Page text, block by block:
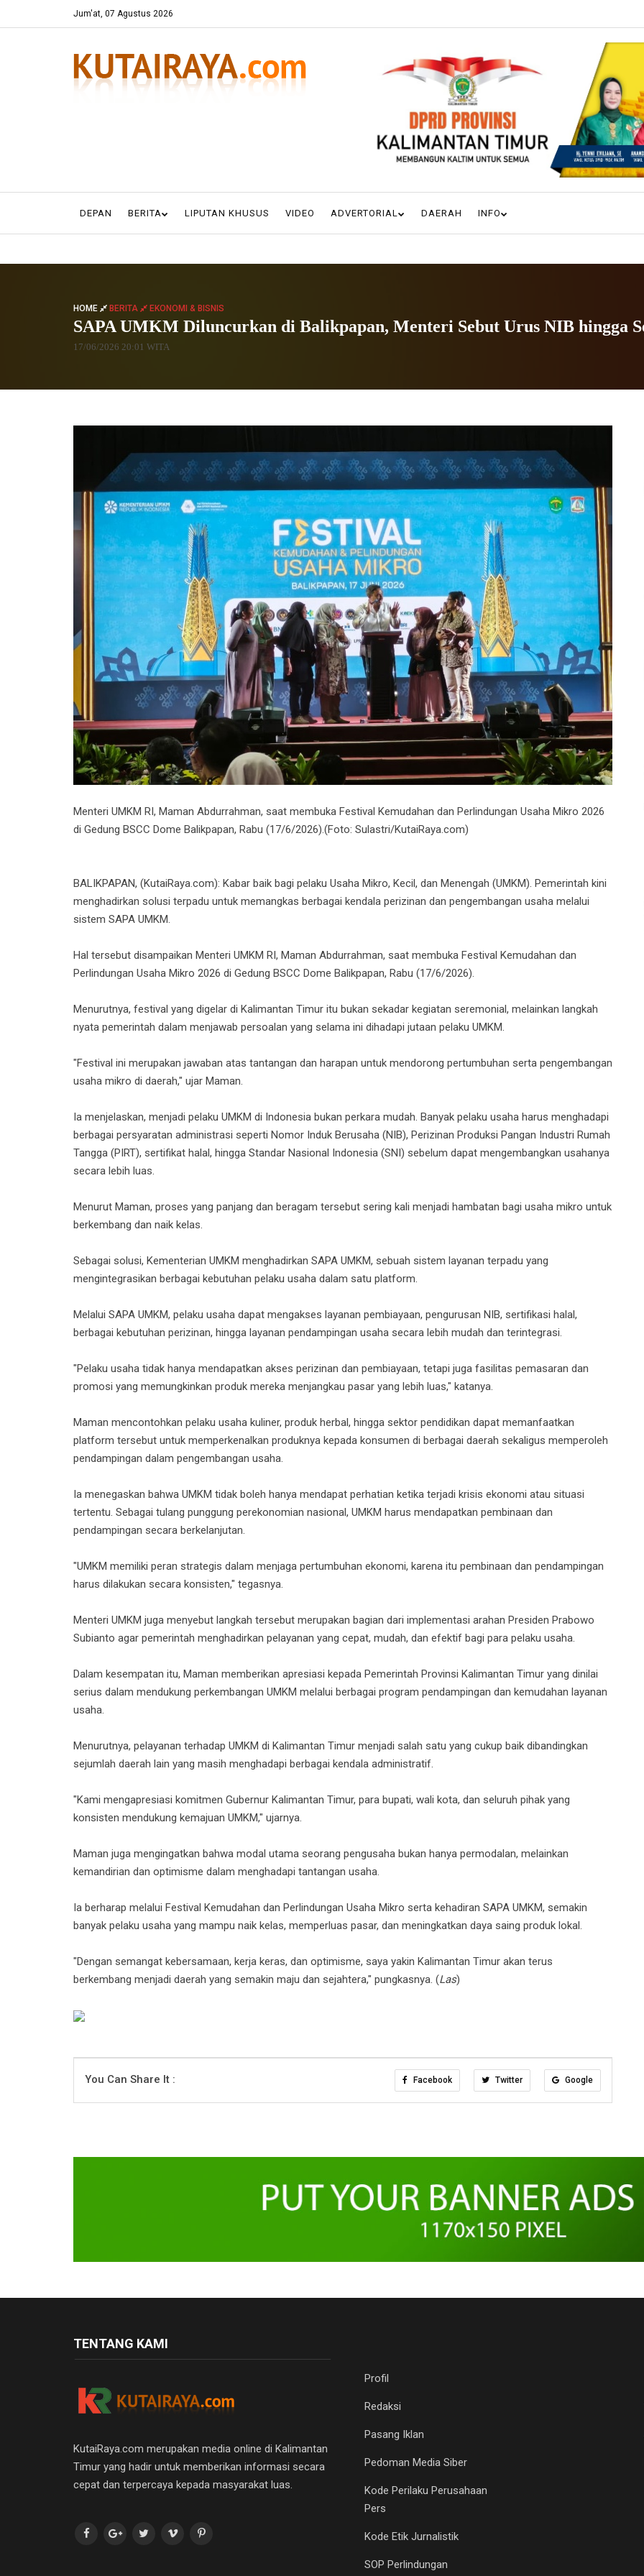
Jum'at, 07 Agustus 2026
DEPAN BERITA LIPUTAN KHUSUS VIDEO ADVERTORIAL DAERAH INFO
HOME BERITA EKONOMI & BISNIS
SAPA UMKM Diluncurkan di Balikpapan, Menteri Sebut Urus NIB hingga
17/06/2026 20:01 WITA
Menteri UMKM RI, Maman Abdurrahman, saat membuka Festival Kemudahan dan Perlindungan Usaha Mikro 2026
di Gedung BSCC Dome Balikpapan, Rabu (17/6/2026).(Foto: Sulastri/KutaiRaya.com)
BALIKPAPAN, (KutaiRaya.com): Kabar baik bagi pelaku Usaha Mikro, Kecil, dan Menengah (UMKM). Pemerintah kini
menghadirkan solusi terpadu untuk memangkas berbagai kendala perizinan dan pengembangan usaha melalui
sistem SAPA UMKM.
Hal tersebut disampaikan Menteri UMKM RI, Maman Abdurrahman, saat membuka Festival Kemudahan dan
Perlindungan Usaha Mikro 2026 di Gedung BSCC Dome Balikpapan, Rabu (17/6/2026).
Menurutnya, festival yang digelar di Kalimantan Timur itu bukan sekadar kegiatan seremonial, melainkan langkah
nyata pemerintah dalam menjawab persoalan yang selama ini dihadapi jutaan pelaku UMKM.
"Festival ini merupakan jawaban atas tantangan dan harapan untuk mendorong pertumbuhan serta pengembangan
usaha mikro di daerah," ujar Maman.
Ia menjelaskan, menjadi pelaku UMKM di Indonesia bukan perkara mudah. Banyak pelaku usaha harus menghadapi
berbagai persyaratan administrasi seperti Nomor Induk Berusaha (NIB), Perizinan Produksi Pangan Industri Rumah
Tangga (PIRT), sertifikat halal, hingga Standar Nasional Indonesia (SNI) sebelum dapat mengembangkan usahanya
secara lebih luas.
Menurut Maman, proses yang panjang dan beragam tersebut sering kali menjadi hambatan bagi usaha mikro untuk
berkembang dan naik kelas.
Sebagai solusi, Kementerian UMKM menghadirkan SAPA UMKM, sebuah sistem layanan terpadu yang
mengintegrasikan berbagai kebutuhan pelaku usaha dalam satu platform.
Melalui SAPA UMKM, pelaku usaha dapat mengakses layanan pembiayaan, pengurusan NIB, sertifikasi halal,
berbagai kebutuhan perizinan, hingga layanan pendampingan usaha secara lebih mudah dan terintegrasi.
"Pelaku usaha tidak hanya mendapatkan akses perizinan dan pembiayaan, tetapi juga fasilitas pemasaran dan
promosi yang memungkinkan produk mereka menjangkau pasar yang lebih luas," katanya.
Maman mencontohkan pelaku usaha kuliner, produk herbal, hingga sektor pendidikan dapat memanfaatkan
platform tersebut untuk memperkenalkan produknya kepada konsumen di berbagai daerah sekaligus memperoleh
pendampingan dalam pengembangan usaha.
Ia menegaskan bahwa UMKM tidak boleh hanya mendapat perhatian ketika terjadi krisis ekonomi atau situasi
tertentu. Sebagai tulang punggung perekonomian nasional, UMKM harus mendapatkan pembinaan dan
pendampingan secara berkelanjutan.
"UMKM memiliki peran strategis dalam menjaga pertumbuhan ekonomi, karena itu pembinaan dan pendampingan
harus dilakukan secara konsisten," tegasnya.
Menteri UMKM juga menyebut langkah tersebut merupakan bagian dari implementasi arahan Presiden Prabowo
Subianto agar pemerintah menghadirkan pelayanan yang cepat, mudah, dan efektif bagi para pelaku usaha.
Dalam kesempatan itu, Maman memberikan apresiasi kepada Pemerintah Provinsi Kalimantan Timur yang dinilai
serius dalam mendukung perkembangan UMKM melalui berbagai program pendampingan dan kemudahan layanan
usaha.
Menurutnya, pelayanan terhadap UMKM di Kalimantan Timur menjadi salah satu yang cukup baik dibandingkan
sejumlah daerah lain yang masih menghadapi berbagai kendala administratif.
"Kami mengapresiasi komitmen Gubernur Kalimantan Timur, para bupati, wali kota, dan seluruh pihak yang
konsisten mendukung kemajuan UMKM," ujarnya.
Maman juga mengingatkan bahwa modal utama seorang pengusaha bukan hanya permodalan, melainkan
kemandirian dan optimisme dalam menghadapi tantangan usaha.
Ia berharap melalui Festival Kemudahan dan Perlindungan Usaha Mikro serta kehadiran SAPA UMKM, semakin
banyak pelaku usaha yang mampu naik kelas, memperluas pasar, dan meningkatkan daya saing produk lokal.
"Dengan semangat kebersamaan, kerja keras, dan optimisme, saya yakin Kalimantan Timur akan terus
berkembang menjadi daerah yang semakin maju dan sejahtera," pungkasnya. (Las)
You Can Share It : Facebook Twitter Google
TENTANG KAMI
KutaiRaya.com merupakan media online di Kalimantan
Timur yang hadir untuk memberikan informasi secara
cepat dan terpercaya kepada masyarakat luas.
Profil
Redaksi
Pasang Iklan
Pedoman Media Siber
Kode Perilaku Perusahaan
Pers
Kode Etik Jurnalistik
SOP Perlindungan